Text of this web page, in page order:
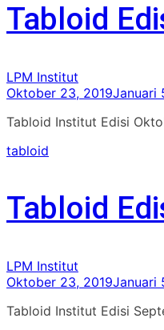
Tabloid
LPM Institut
Oktober 23, 2019Januari
Tabloid Institut Edisi
tabloid
Tabloid
LPM Institut
Oktober 23, 2019Januari
Tabloid Institut Edisi